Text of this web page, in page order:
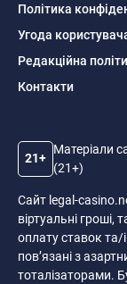
Політика
Угода
Редакційна
Контакти
21+
Матеріали
(21+)
Сайт legal-
віртуальні гроші,
оплату ставок та/
пов’язані з
тоталізаторами.